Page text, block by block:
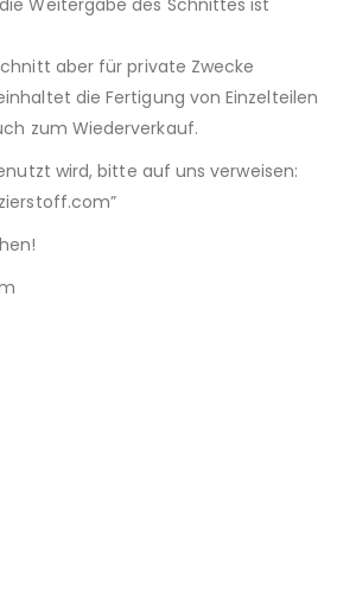
Weitergabe des Schnittes ist
aber für private Zwecke
die Fertigung von Einzelteilen
zum Wiederverkauf.
wird, bitte auf uns verweisen: